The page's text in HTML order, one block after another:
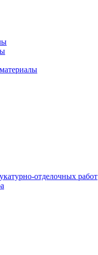
отделочных работ